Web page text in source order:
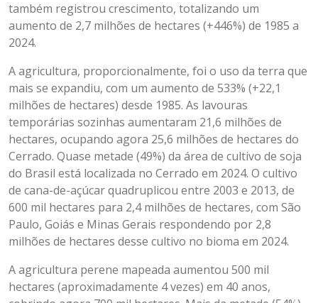
também registrou crescimento, totalizando um
aumento de 2,7 milhões de hectares (+446%) de 1985 a
2024.
A agricultura, proporcionalmente, foi o uso da terra que
mais se expandiu, com um aumento de 533% (+22,1
milhões de hectares) desde 1985. As lavouras
temporárias sozinhas aumentaram 21,6 milhões de
hectares, ocupando agora 25,6 milhões de hectares do
Cerrado. Quase metade (49%) da área de cultivo de soja
do Brasil está localizada no Cerrado em 2024. O cultivo
de cana-de-açúcar quadruplicou entre 2003 e 2013, de
600 mil hectares para 2,4 milhões de hectares, com São
Paulo, Goiás e Minas Gerais respondendo por 2,8
milhões de hectares desse cultivo no bioma em 2024.
A agricultura perene mapeada aumentou 500 mil
hectares (aproximadamente 4 vezes) em 40 anos,